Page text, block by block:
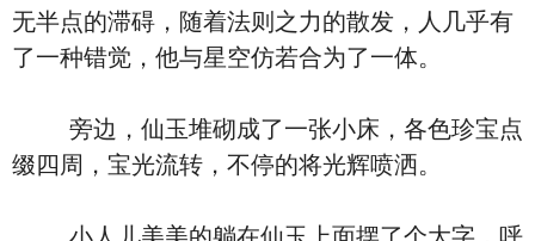
无半点的滞碍，随着法则之力的散发，人几乎有
了一种错觉，他与星空仿若合为了一体。
旁边，仙玉堆砌成了一张小床，各色珍宝点
缀四周，宝光流转，不停的将光辉喷洒。